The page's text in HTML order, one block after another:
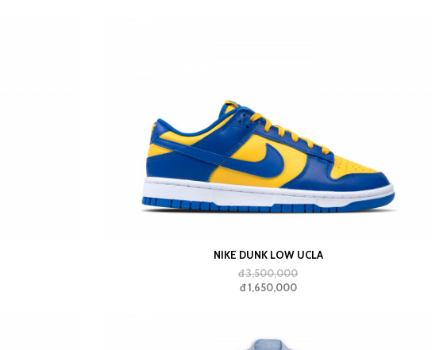
NIKE DUNK LOW UCLA
đ 3,500,000
đ 1,650,000